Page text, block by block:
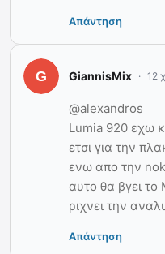
Απάντηση
GiannisMix 12
@alexandros
Lumia 920 εχω
ετσι για την
ενω απο την
αυτο θα βγει
ριχνει την
Απάντηση